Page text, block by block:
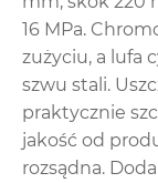
16 MPa.
zużyciu, a lufa
szwu stali.
praktycznie
jakość od
rozsądna.